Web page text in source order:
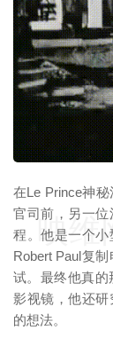
在Le Prince神
官司前，另一位
程。他是一个小
Robert Paul复
试。最终他真的
影视镜，他还
的想法。
映维